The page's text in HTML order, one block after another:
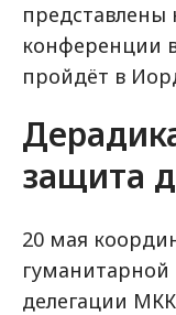
конференции
пройдёт в
защита
20 мая
гуманитарной
делегации